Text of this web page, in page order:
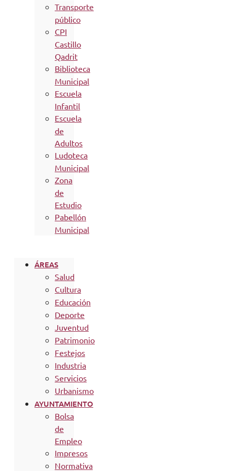
Transporte
público
CPI
Castillo
Qadrit
Biblioteca
Municipal
Escuela
Infantil
Escuela
de
Adultos
Ludoteca
Municipal
Zona
de
Estudio
Pabellón
Municipal
ÁREAS
Salud
Cultura
Educación
Deporte
Juventud
Patrimonio
Festejos
Industria
Servicios
Urbanismo
AYUNTAMIENTO
Bolsa
de
Empleo
Impresos
Normativa